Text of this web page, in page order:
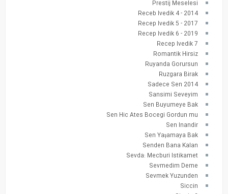
Prestij Meselesi
Receb Ivedik 4 - 2014
Recep Ivedik 5 - 2017
Recep Ivedik 6 - 2019
Recep Ivedik 7
Romantik Hirsiz
Ruyanda Gorursun
Ruzgara Birak
Sadece Sen 2014
Sansimi Seveyim
Sen Buyumeye Bak
Sen Hic Ates Bocegi Gordun mu
Sen Inandir
Sen Yaşamaya Bak
Senden Bana Kalan
Sevda: Mecburi Istikamet
Sevmedim Deme
Sevmek Yuzunden
Siccin